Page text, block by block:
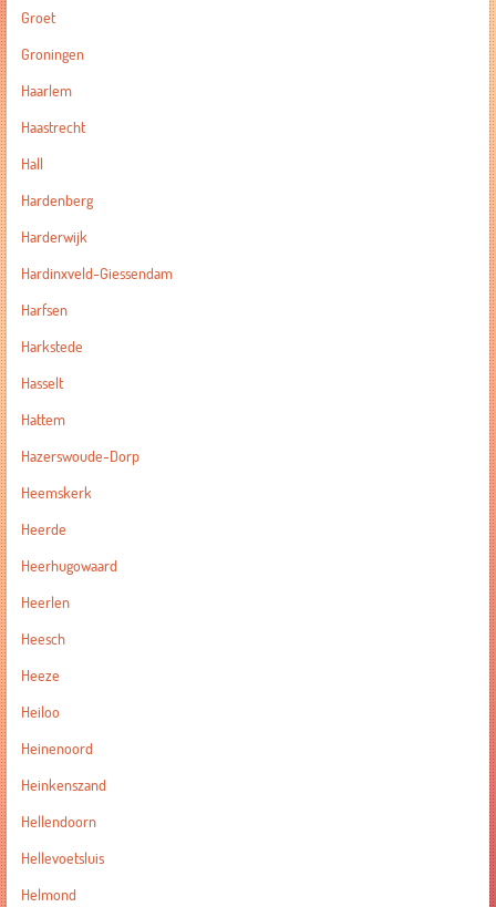
Groet
Groningen
Haarlem
Haastrecht
Hall
Hardenberg
Harderwijk
Hardinxveld-Giessendam
Harfsen
Harkstede
Hasselt
Hattem
Hazerswoude-Dorp
Heemskerk
Heerde
Heerhugowaard
Heerlen
Heesch
Heeze
Heiloo
Heinenoord
Heinkenszand
Hellendoorn
Hellevoetsluis
Helmond